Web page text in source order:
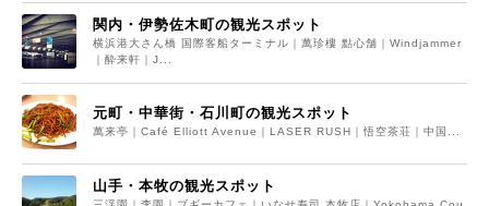
関内・伊勢佐木町の観光スポット
横浜港大さん橋 国際客船ターミナル｜萬珍樓 點心舗｜Windjammer
｜酔来軒｜J...
元町・中華街・石川町の観光スポット
萬来亭｜Café Elliott Avenue｜LASER RUSH｜悟空茶荘｜中国...
山手・本牧の観光スポット